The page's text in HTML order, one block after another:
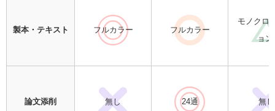
製本・テキスト フルカラー フルカラー
モノクロ(
ョン)
論文添削 無し 24通 無し